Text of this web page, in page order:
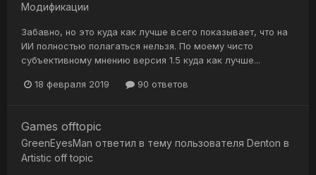
Модификации
Забавно, но это куда как лучше всего показывает, что на
ИИ полностью полагаться нельзя. По моему чисто
субъективному мнению версия 1.5 куда как лучше...
18 февраля 2019 90 ответов
Games offtopic
GreenEyesMan ответил в тему пользователя Denton в
Artistic off topic